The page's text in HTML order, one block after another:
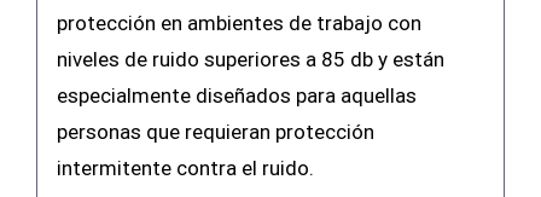
protección en ambientes de trabajo con
niveles de ruido superiores a 85 db y están
especialmente diseñados para aquellas
personas que requieran protección
intermitente contra el ruido.